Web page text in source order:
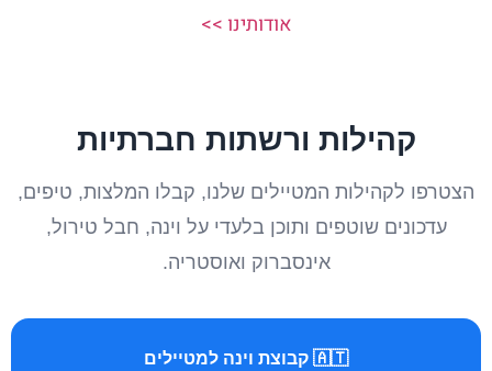
אודותינו >>
קהילות ורשתות חברתיות
הצטרפו לקהילות המטיילים שלנו, קבלו המלצות, טיפים,
עדכונים שוטפים ותוכן בלעדי על וינה, חבל טירול,
אינסברוק ואוסטריה.
🇦🇹 קבוצת וינה למטיילים